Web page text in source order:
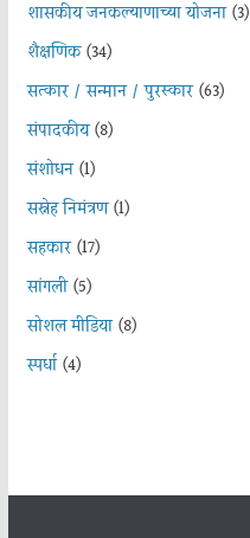
शासकीय जनकल्याणाच्या योजना(3)
शैक्षणिक(34)
सत्कार / सन्मान / पुरस्कार(63)
संपादकीय(8)
संशोधन(1)
सस्नेह निमंत्रण(1)
सहकार(17)
सांगली(5)
सोशल मीडिया(8)
स्पर्धा(4)